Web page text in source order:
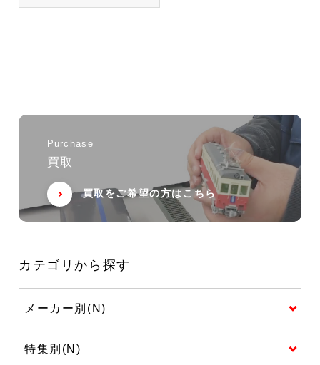
Purchase
買取
買取をご希望の方はこちら
カテゴリから探す
メーカー別(N)
特集別(N)